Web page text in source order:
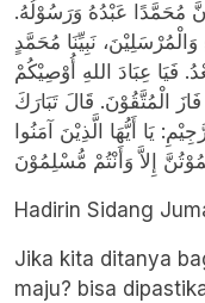
مُحَمَّدًا عَبْدُهُ وَرَسُوْلُهُ.
نَبِيِّنَا مُحَمَّدٍ
فَيَا عِبَادَ اللهِ أُوْصِيْكُمْ
الْمُتَّقُوْنَ. قَالَ تَبَارَكَ
يَا أَيُّهَا الَّذِيْنَ آمَنُوا
Hadirin Sidang
Jika kita ditanya
maju? bisa